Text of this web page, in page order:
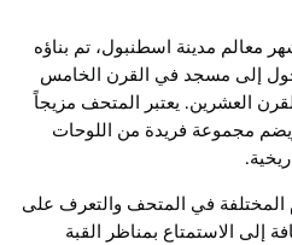
معالم مدينة اسطنبول، تم بناؤه
إلى مسجد في القرن الخامس
العشرين. يعتبر المتحف مزيجاً
مجموعة فريدة من اللوحات
المختلفة في المتحف والتعرف على
إلى الاستمتاع بمناظر القبة